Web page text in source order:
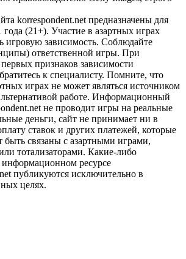
korrespondent.net предназначены для
(21+). Участие в азартных играх
игровую зависимость. Соблюдайте
ответственной игры. При
признаков зависимости
к специалисту. Помните, что
играх не может являться источником
работе. Информационный
не проводит игры на реальные
деньги, сайт не принимает ни в
ставок и других платежей, которые
быть связаны с азартными играми,
тотализаторами. Какие-либо
ресурсе
публикуются исключительно в
целях.